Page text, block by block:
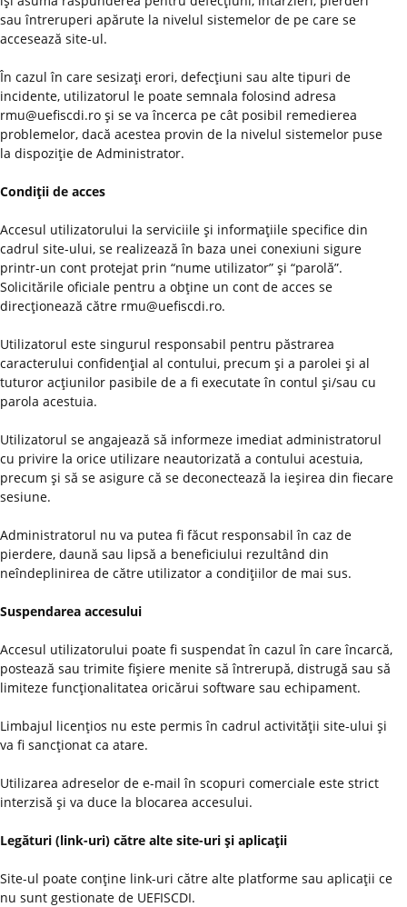
sau întreruperi apărute la nivelul sistemelor de pe care se
accesează site-ul.
În cazul în care sesizaţi erori, defecţiuni sau alte tipuri de
incidente, utilizatorul le poate semnala folosind adresa
rmu@uefiscdi.ro şi se va încerca pe cât posibil remedierea
problemelor, dacă acestea provin de la nivelul sistemelor puse
la dispoziţie de Administrator.
Condiţii de acces
Accesul utilizatorului la serviciile şi informaţiile specifice din
cadrul site-ului, se realizează în baza unei conexiuni sigure
printr-un cont protejat prin “nume utilizator” şi “parolă”.
Solicitările oficiale pentru a obţine un cont de acces se
direcţionează către rmu@uefiscdi.ro.
Utilizatorul este singurul responsabil pentru păstrarea
caracterului confidenţial al contului, precum şi a parolei şi al
tuturor acţiunilor pasibile de a fi executate în contul şi/sau cu
parola acestuia.
Utilizatorul se angajează să informeze imediat administratorul
cu privire la orice utilizare neautorizată a contului acestuia,
precum şi să se asigure că se deconectează la ieşirea din fiecare
sesiune.
Administratorul nu va putea fi făcut responsabil în caz de
pierdere, daună sau lipsă a beneficiului rezultând din
neîndeplinirea de către utilizator a condiţiilor de mai sus.
Suspendarea accesului
Accesul utilizatorului poate fi suspendat în cazul în care încarcă,
postează sau trimite fişiere menite să întrerupă, distrugă sau să
limiteze funcţionalitatea oricărui software sau echipament.
Limbajul licenţios nu este permis în cadrul activităţii site-ului şi
va fi sancţionat ca atare.
Utilizarea adreselor de e-mail în scopuri comerciale este strict
interzisă şi va duce la blocarea accesului.
Legături (link-uri) către alte site-uri şi aplicaţii
Site-ul poate conţine link-uri către alte platforme sau aplicaţii ce
nu sunt gestionate de UEFISCDI.